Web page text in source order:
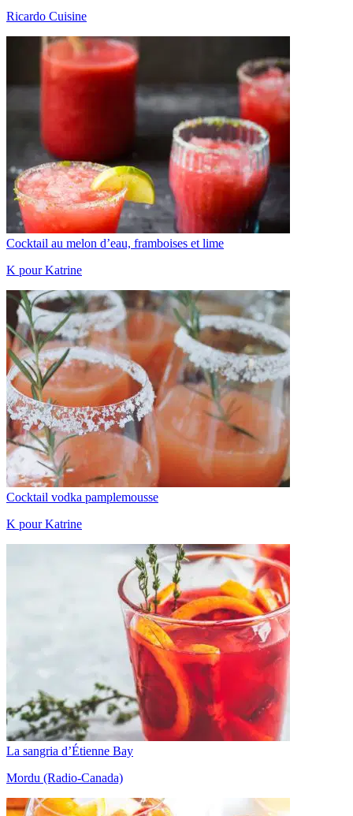
Ricardo Cuisine
Cocktail au melon d’eau, framboises et lime
K pour Katrine
Cocktail vodka pamplemousse
K pour Katrine
La sangria d’Étienne Bay
Mordu (Radio-Canada)